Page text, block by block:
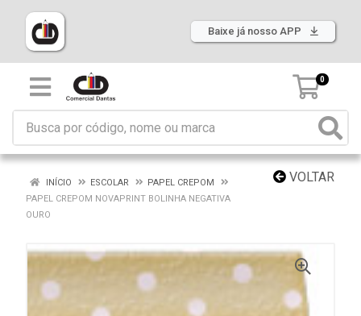
Baixe já nosso APP
0
VOLTAR
INÍCIO ESCOLAR
PAPEL CREPOM
PAPEL CREPOM NOVAPRINT BOLINHA NEGATIVA
OURO